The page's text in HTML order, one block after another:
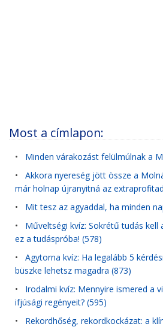
Most a címlapon:
• Minden várakozást felülmúlnak a
• Akkora nyereség jött össze a
már holnap újranyitná az
• Mit tesz az agyaddal, ha minden
• Műveltségi kvíz: Sokrétű tudás kell
ez a tudáspróba! (578)
• Agytorna kvíz: Ha legalább 5
büszke lehetsz magadra (873)
• Irodalmi kvíz: Mennyire ismered a
ifjúsági regényeit? (595)
• Rekordhőség, rekordkockázat: a